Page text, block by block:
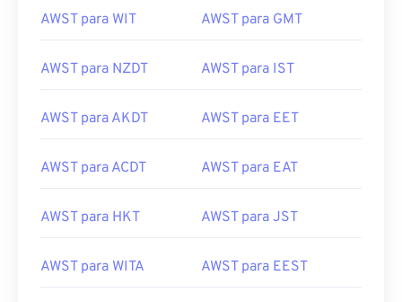
AWST para WIT AWST para GMT
AWST para NZDT AWST para IST
AWST para AKDT AWST para EET
AWST para ACDT AWST para EAT
AWST para HKT AWST para JST
AWST para WITA AWST para EEST